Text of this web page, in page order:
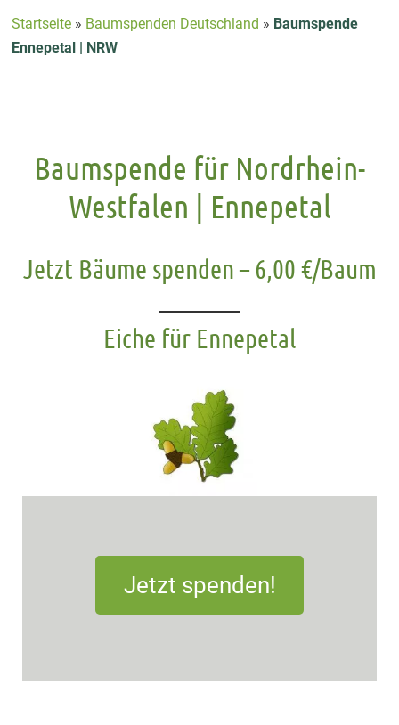
Startseite » Baumspenden Deutschland » Baumspende
Ennepetal | NRW
Baumspende für Nordrhein-
Westfalen | Ennepetal
Jetzt Bäume spenden – 6,00 €/Baum
Eiche für Ennepetal
Jetzt spenden!